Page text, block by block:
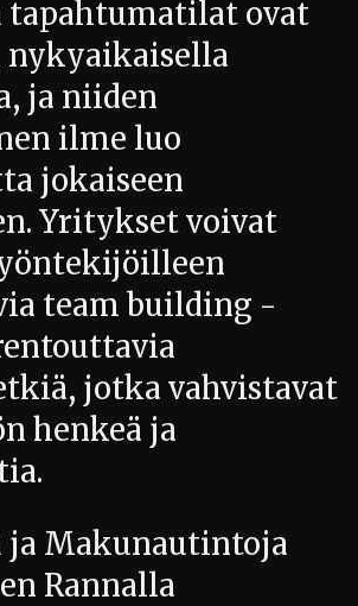
tapahtumatilat ovat
ja niiden
ilme luo
jokaiseen
Yritykset voivat
team building -
jotka vahvistavat
henkeä ja
ja Makunautintoja
Rannalla